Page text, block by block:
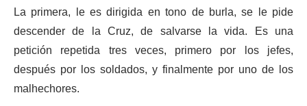
La primera, le es dirigida en tono de burla, se le pide
descender de la Cruz, de salvarse la vida. Es una
petición repetida tres veces, primero por los jefes,
después por los soldados, y finalmente por uno de los
malhechores.